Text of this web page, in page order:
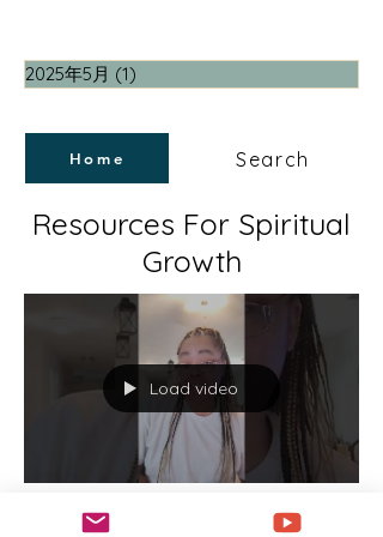
2025年5月 (1)
Home Search
Resources For Spiritual
Growth
Load video